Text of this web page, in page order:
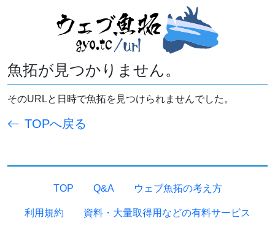
魚拓が見つかりません。
そのURLと日時で魚拓を見つけられませんでした。
TOPへ戻る
TOP Q&A ウェブ魚拓の考え方
利用規約 資料・大量取得用などの有料サービス